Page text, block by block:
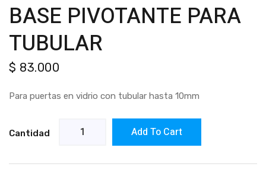
BASE PIVOTANTE PARA
TUBULAR
$ 83.000
Para puertas en vidrio con tubular hasta 10mm
Cantidad Add To Cart